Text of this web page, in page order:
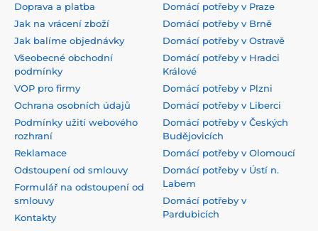
Doprava a platba
Jak na vrácení zboží
Jak balíme objednávky
Všeobecné obchodní
podmínky
VOP pro firmy
Ochrana osobních údajů
Podmínky užití webového
rozhraní
Reklamace
Odstoupení od smlouvy
Formulář na odstoupení od
smlouvy
Kontakty
Domácí potřeby v Praze
Domácí potřeby v Brně
Domácí potřeby v Ostravě
Domácí potřeby v Hradci
Králové
Domácí potřeby v Plzni
Domácí potřeby v Liberci
Domácí potřeby v Českých
Budějovicích
Domácí potřeby v Olomoucí
Domácí potřeby v Ústí n.
Labem
Domácí potřeby v
Pardubicích